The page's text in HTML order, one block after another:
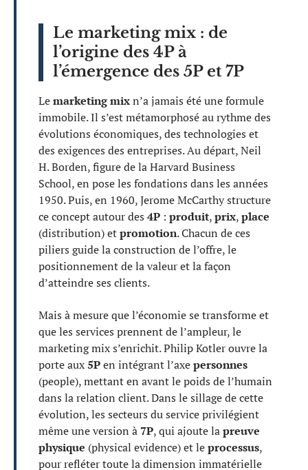
Le marketing mix : de
l’origine des 4P à
l’émergence des 5P et 7P
Lemarketing mixn’a jamais été une formule
immobile. Il s’est métamorphosé au rythme des
évolutions économiques, des technologies et
des exigences des entreprises. Au départ, Neil
H. Borden, figure de la Harvard Business
School, en pose les fondations dans les années
1950. Puis, en 1960, Jerome McCarthy structure
ce concept autour des 4P : produit,prix,place
(distribution) etpromotion. Chacun de ces
piliers guide la construction de l’offre, le
positionnement de la valeur et la façon
d’atteindre ses clients.
Mais à mesure que l’économie se transforme et
que les services prennent de l’ampleur, le
marketing mix s’enrichit. Philip Kotler ouvre la
porte aux5Pen intégrant l’axepersonnes
(people), mettant en avant le poids de l’humain
dans la relation client. Dans le sillage de cette
évolution, les secteurs du service privilégient
même une version à7P, qui ajoute lapreuve
physique (physical evidence) et leprocessus,
pour refléter toute la dimension immatérielle